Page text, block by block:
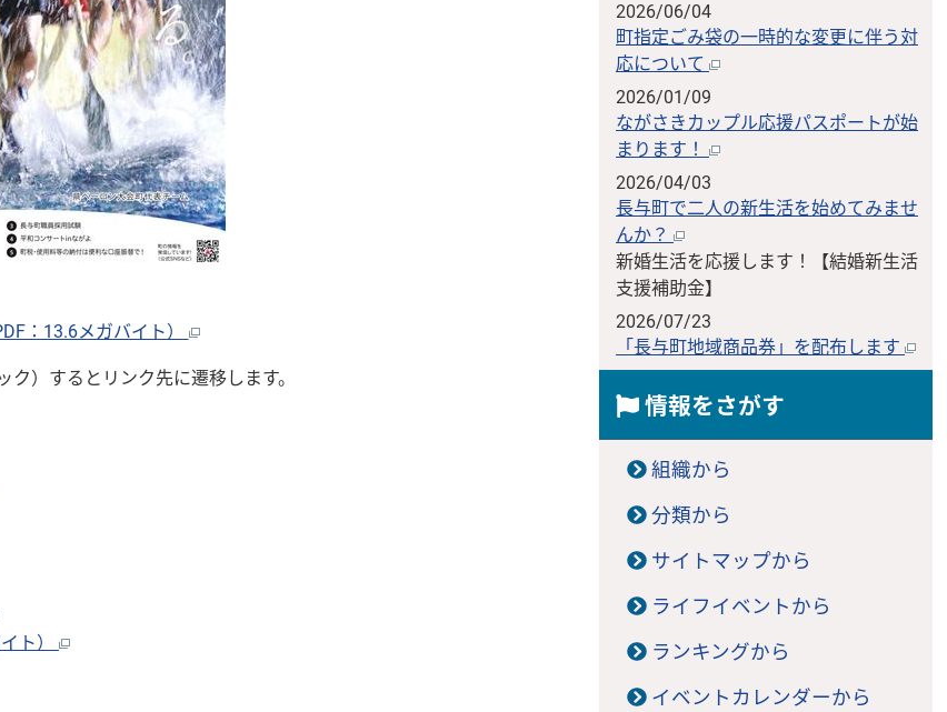
：13.6メガバイト）
）するとリンク先に遷移します。
ト）
2026/06/04
町指定ごみ袋の一時的な変更に伴う対
応について
2026/01/09
ながさきカップル応援パスポートが始
まります！
2026/04/03
長与町で二人の新生活を始めてみませ
んか？
新婚生活を応援します！【結婚新生活
支援補助金】
2026/07/23
「長与町地域商品券」を配布します
情報をさがす
組織から
分類から
サイトマップから
ライフイベントから
ランキングから
イベントカレンダーから